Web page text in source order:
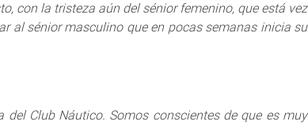
con la tristeza aún del sénior femenino, que está vez
al sénior masculino que en pocas semanas inicia su
Club Náutico. Somos conscientes de que es muy